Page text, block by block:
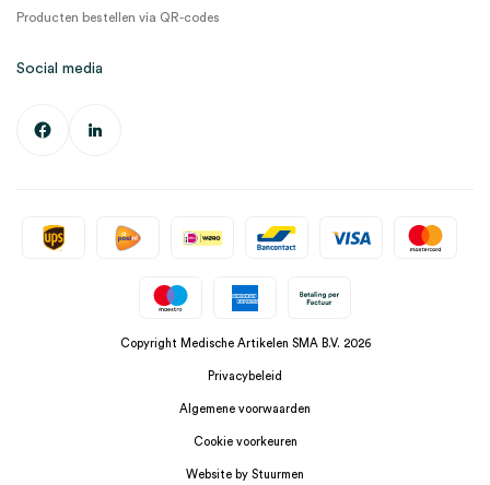
Producten bestellen via QR-codes
Social media
Copyright Medische Artikelen SMA B.V. 2026
Privacybeleid
Algemene voorwaarden
Cookie voorkeuren
Website by Stuurmen